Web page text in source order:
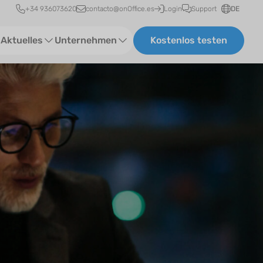
Schnellzugriff
+34 936073620 contacto@onOffice.es Login Support DE
Aktuelles
Referenzen
Blog
Unternehmen
Über uns
Partner und Kooperationen
Karriere
Kostenlos testen